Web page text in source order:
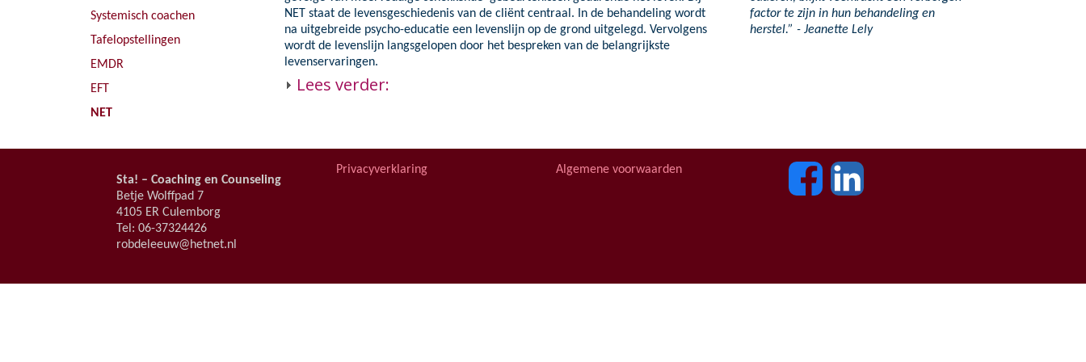
EMDR
EFT
Persoonlijke ontwikkeling
NET staat de levensgeschiedenis van de cliënt centraal. In de behandeling wordt
na uitgebreide psycho-educatie een levenslijn op de grond uitgelegd. Vervolgens
wordt de levenslijn langsgelopen door het bespreken van de belangrijkste
levenservaringen.
Lees verder:
Systemisch coachen
Tafelopstellingen
EMDR
EFT
NET
factor te zijn in hun behandeling en
herstel.” - Jeanette Lely
Sta! – Coaching en Counseling
Betje Wolffpad 7
4105 ER Culemborg
Tel: 06-37324426
robdeleeuw@hetnet.nl
Privacyverklaring Algemene voorwaarden